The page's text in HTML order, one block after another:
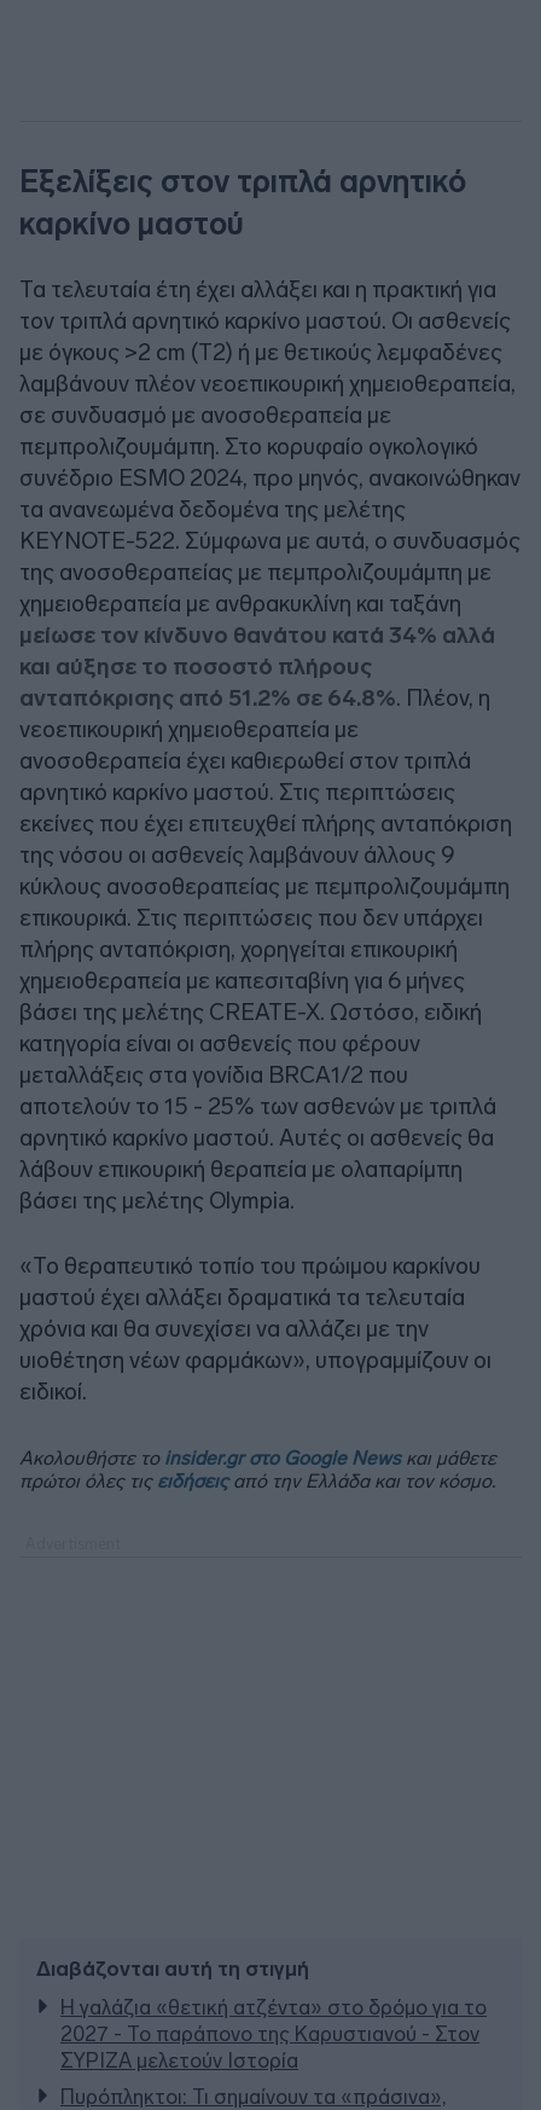
Εξελίξεις στον τριπλά αρνητικό
καρκίνο μαστού
Τα τελευταία έτη έχει αλλάξει και η πρακτική για
τον τριπλά αρνητικό καρκίνο μαστού. Οι ασθενείς
με όγκους >2 cm (Τ2) ή με θετικούς λεμφαδένες
λαμβάνουν πλέον νεοεπικουρική χημειοθεραπεία,
σε συνδυασμό με ανοσοθεραπεία με
πεμπρολιζουμάμπη. Στο κορυφαίο ογκολογικό
συνέδριο ESMO 2024, προ μηνός, ανακοινώθηκαν
τα ανανεωμένα δεδομένα της μελέτης
KEYNOTE-522. Σύμφωνα με αυτά, ο συνδυασμός
της ανοσοθεραπείας με πεμπρολιζουμάμπη με
χημειοθεραπεία με ανθρακυκλίνη και ταξάνη
μείωσε τον κίνδυνο θανάτου κατά 34% αλλά
και αύξησε το ποσοστό πλήρους
ανταπόκρισης από 51.2% σε 64.8%. Πλέον, η
νεοεπικουρική χημειοθεραπεία με
ανοσοθεραπεία έχει καθιερωθεί στον τριπλά
αρνητικό καρκίνο μαστού. Στις περιπτώσεις
εκείνες που έχει επιτευχθεί πλήρης ανταπόκριση
της νόσου οι ασθενείς λαμβάνουν άλλους 9
κύκλους ανοσοθεραπείας με πεμπρολιζουμάμπη
επικουρικά. Στις περιπτώσεις που δεν υπάρχει
πλήρης ανταπόκριση, χορηγείται επικουρική
χημειοθεραπεία με καπεσιταβίνη για 6 μήνες
βάσει της μελέτης CREATE-X. Ωστόσο, ειδική
κατηγορία είναι οι ασθενείς που φέρουν
μεταλλάξεις στα γονίδια BRCA1/2 που
αποτελούν το 15 - 25% των ασθενών με τριπλά
αρνητικό καρκίνο μαστού. Αυτές οι ασθενείς θα
λάβουν επικουρική θεραπεία με ολαπαρίμπη
βάσει της μελέτης Olympia.
«Το θεραπευτικό τοπίο του πρώιμου καρκίνου
μαστού έχει αλλάξει δραματικά τα τελευταία
χρόνια και θα συνεχίσει να αλλάζει με την
υιοθέτηση νέων φαρμάκων», υπογραμμίζουν οι
ειδικοί.
Ακολουθήστε το insider.gr στο Google Newsκαι μάθετε
πρώτοι όλες τις ειδήσειςαπό την Ελλάδα και τον κόσμο.
Διαβάζονται αυτή τη στιγμή
Η γαλάζια «θετική ατζέντα» στο δρόμο για το
2027 - Το παράπονο της Καρυστιανού - Στον
ΣΥΡΙΖΑ μελετούν Ιστορία
Πυρόπληκτοι: Τι σημαίνουν τα «πράσινα»,